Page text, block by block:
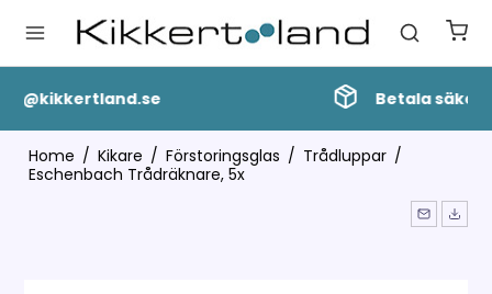
Betala säkert med Klarna
Home / Kikare / Förstoringsglas / Trådluppar /
Eschenbach Trådräknare, 5x